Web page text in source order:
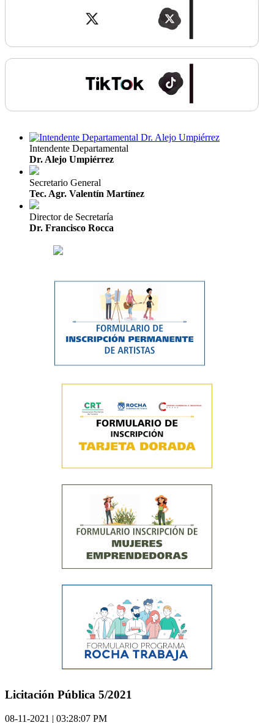
Intendente Departamental
Dr. Alejo Umpiérrez
Secretario General
Tec. Agr. Valentín Martínez
Director de Secretaría
Dr. Francisco Rocca
Licitación Pública 5/2021
08-11-2021 | 03:28:07 PM